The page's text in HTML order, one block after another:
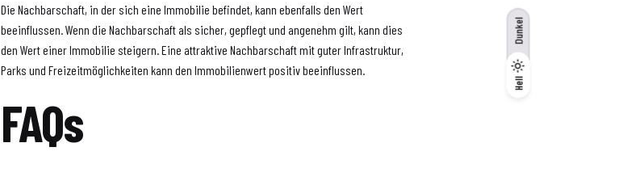
Hell
Dunkel
Hell
Dunkel
Die Nachbarschaft, in der sich eine Immobilie befindet, kann ebenfalls den Wert
beeinflussen. Wenn die Nachbarschaft als sicher, gepflegt und angenehm gilt, kann dies
den Wert einer Immobilie steigern. Eine attraktive Nachbarschaft mit guter Infrastruktur,
Parks und Freizeitmöglichkeiten kann den Immobilienwert positiv beeinflussen.
FAQs